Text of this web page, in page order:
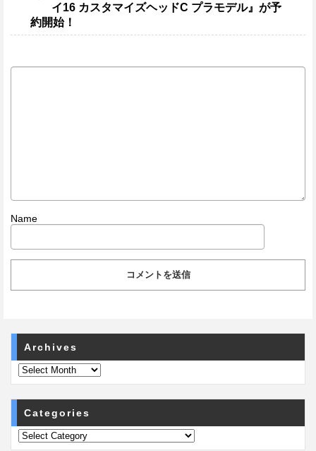
イ16 カスタマイズヘッドC プラモデル』が予
約開始！
Name
Archives
Categories